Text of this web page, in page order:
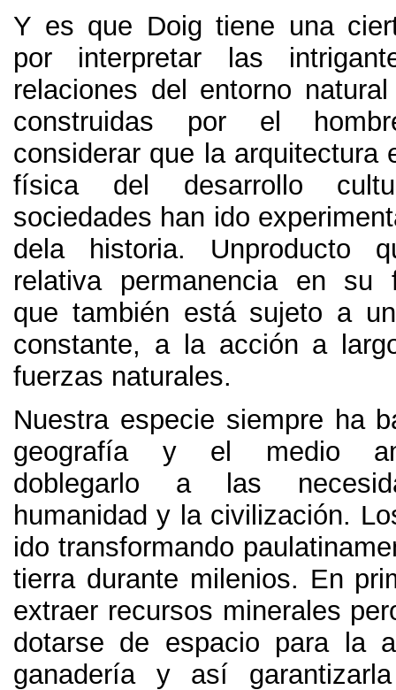
Y es que Doig tiene una
por interpretar las
relaciones del entorno
construidas por el
considerar que la arquitectura
física del desarrollo
sociedades han ido
dela historia. Unproducto
relativa permanencia en su
que también está sujeto a
constante, a la acción a
fuerzas naturales.
Nuestra especie siempre ha
geografía y el medio
doblegarlo a las
humanidad y la civilización.
ido transformando
tierra durante milenios. En
extraer recursos minerales
dotarse de espacio para la
ganadería y así